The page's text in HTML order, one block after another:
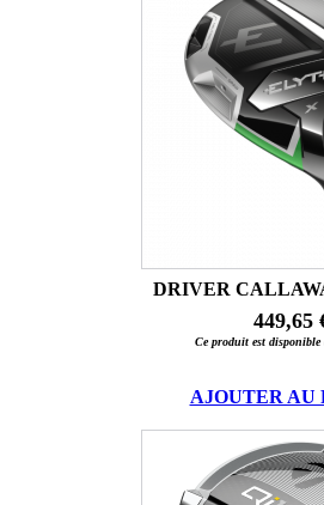
DRIVER
449,65
Ce produit est disponible
AJOUTER AU